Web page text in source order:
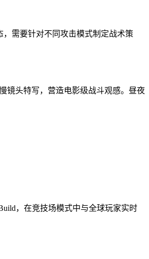
需要针对不同攻击模式制定战术策
镜头特写，营造电影级战斗观感。昼夜
，在竞技场模式中与全球玩家实时